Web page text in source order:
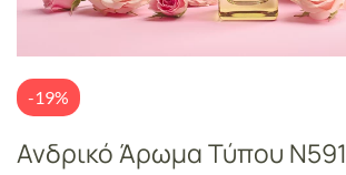
-19%
Ανδρικό Άρωμα Τύπου N591